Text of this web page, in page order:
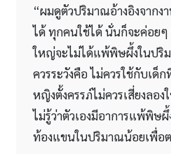
“ผมดูตัวปริมาณอ้างอิงจาก
ได้ ทุกคนใช้ได้ นั่นก็จะค่อย
ใหญ่จะไม่ได้แพ้พิษผึ้งในป
ควรระวังคือ ไม่ควรใช้กับเด็
หญิงตั้งครรภ์ไม่ควรเสี่ยงลอ
ไม่รู้ว่าตัวเองมีอาการแพ้พิษ
ท้องแขนในปริมาณน้อยเพื่อ